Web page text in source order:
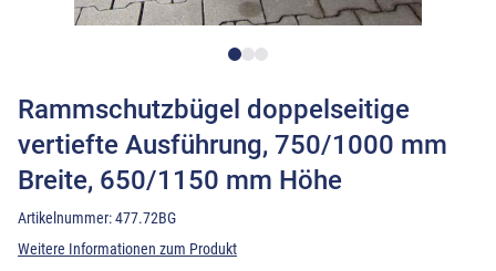
Rammschutzbügel doppelseitige
vertiefte Ausführung, 750/1000 mm
Breite, 650/1150 mm Höhe
Artikelnummer:477.72BG
Weitere Informationen zum Produkt